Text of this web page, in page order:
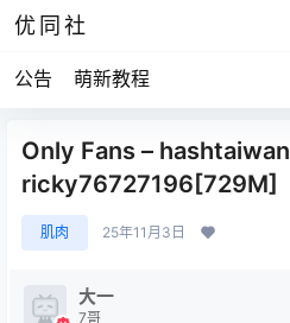
优同社
公告 萌新教程
Only Fans –
ricky76727196[729M]
肌肉 25年11月3日
大一
7哥